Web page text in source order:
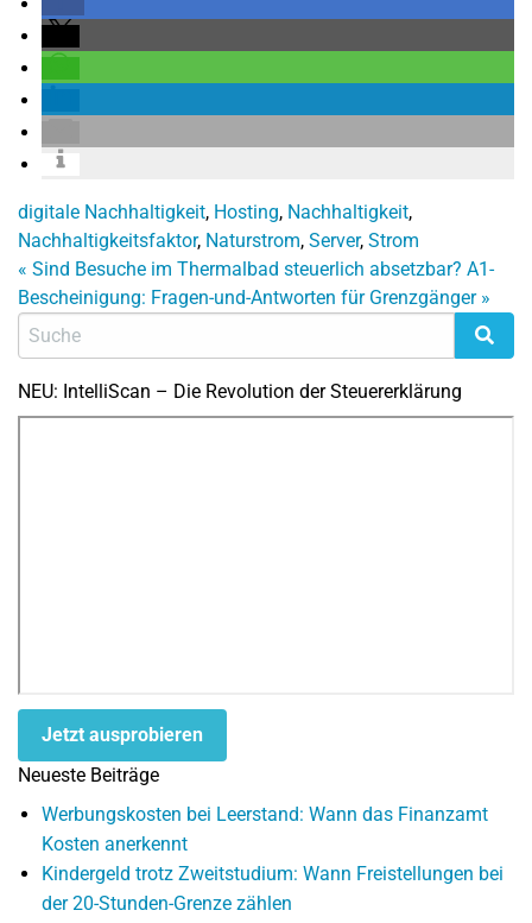
digitale Nachhaltigkeit, Hosting, Nachhaltigkeit,
Nachhaltigkeitsfaktor, Naturstrom, Server, Strom
« Sind Besuche im Thermalbad steuerlich absetzbar? A1-
Bescheinigung: Fragen-und-Antworten für Grenzgänger »
NEU: IntelliScan – Die Revolution der Steuererklärung
Jetzt ausprobieren
Neueste Beiträge
Werbungskosten bei Leerstand: Wann das Finanzamt
Kosten anerkennt
Kindergeld trotz Zweitstudium: Wann Freistellungen bei
der 20-Stunden-Grenze zählen